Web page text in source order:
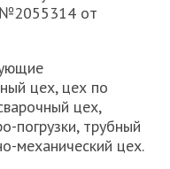
№2055314 от
цех, цех по
цех,
погрузки, трубный
механический цех.